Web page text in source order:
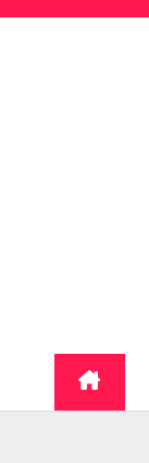
Skip